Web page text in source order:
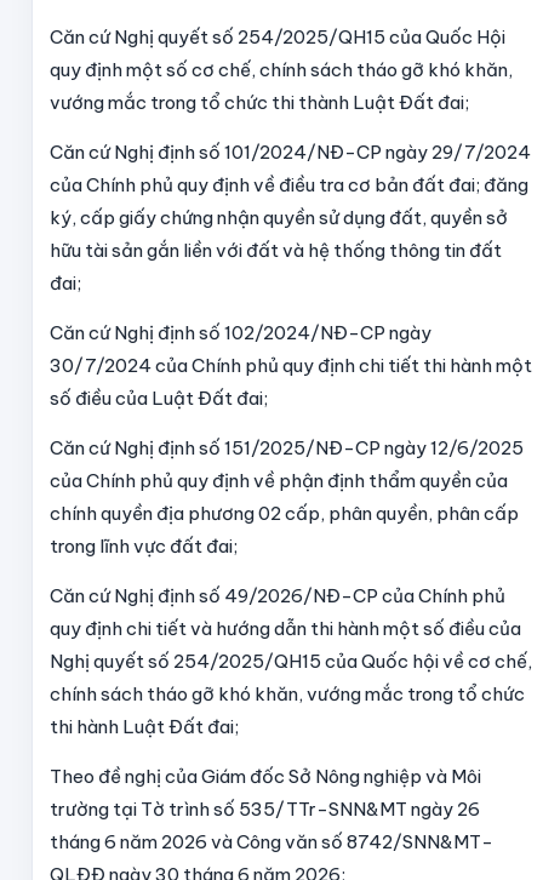
Căn cứ Nghị quyết số 254/2025/QH15 của Quốc Hội
quy định một số cơ chế, chính sách tháo gỡ khó khăn,
vướng mắc trong tổ chức thi thành Luật Đất đai;
Căn cứ Nghị định số 101/2024/NĐ-CP ngày 29/7/2024
của Chính phủ quy định về điều tra cơ bản đất đai; đăng
ký, cấp giấy chứng nhận quyền sử dụng đất, quyền sở
hữu tài sản gắn liền với đất và hệ thống thông tin đất
đai;
Căn cứ Nghị định số 102/2024/NĐ-CP ngày
30/7/2024 của Chính phủ quy định chi tiết thi hành một
số điều của Luật Đất đai;
Căn cứ Nghị định số 151/2025/NĐ-CP ngày 12/6/2025
của Chính phủ quy định về phận định thẩm quyền của
chính quyền địa phương 02 cấp, phân quyền, phân cấp
trong lĩnh vực đất đai;
Căn cứ Nghị định số 49/2026/NĐ-CP của Chính phủ
quy định chi tiết và hướng dẫn thi hành một số điều của
Nghị quyết số 254/2025/QH15 của Quốc hội về cơ chế,
chính sách tháo gỡ khó khăn, vướng mắc trong tổ chức
thi hành Luật Đất đai;
Theo đề nghị của Giám đốc Sở Nông nghiệp và Môi
trường tại Tờ trình số 535/TTr-SNN&MT ngày 26
tháng 6 năm 2026 và Công văn số 8742/SNN&MT-
QLĐĐ ngày 30 tháng 6 năm 2026;